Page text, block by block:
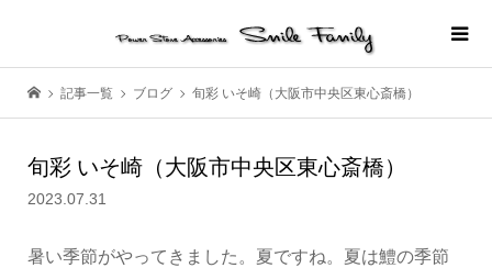
記事一覧 ブログ 旬彩 いそ崎（大阪市中央区東心斎橋）
旬彩 いそ崎（大阪市中央区東心斎橋）
2023.07.31
暑い季節がやってきました。夏ですね。夏は鱧の季節